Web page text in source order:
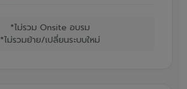
*ไม่รวม Onsite อบรม
*ไม่รวมย้าย/เปลี่ยนระบบใหม่